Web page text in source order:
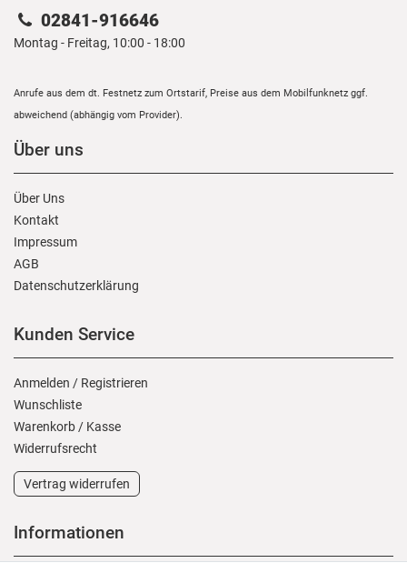
02841-916646
Montag - Freitag, 10:00 - 18:00
Anrufe aus dem dt. Festnetz zum Ortstarif, Preise aus dem Mobilfunknetz ggf.
abweichend (abhängig vom Provider).
Über uns
Über Uns
Kontakt
Impressum
AGB
Daten­schutz­erklärung
Kunden Service
Anmelden / Registrieren
Wunschliste
Warenkorb / Kasse
Widerrufs­recht
Vertrag widerrufen
Informationen